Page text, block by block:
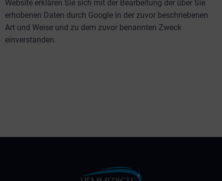
Website erklären Sie sich mit der Bearbeitung der über Sie
erhobenen Daten durch Google in der zuvor beschriebenen
Art und Weise und zu dem zuvor benannten Zweck
einverstanden.